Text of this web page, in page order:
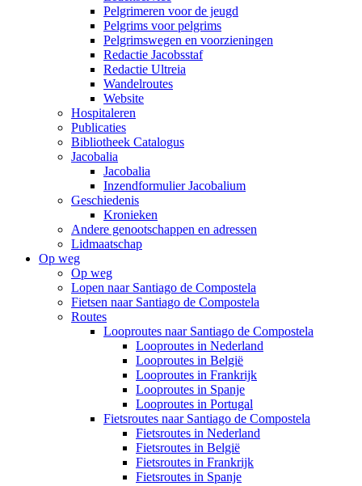
Pelgrimeren voor de jeugd
Pelgrims voor pelgrims
Pelgrimswegen en voorzieningen
Redactie Jacobsstaf
Redactie Ultreia
Wandelroutes
Website
Hospitaleren
Publicaties
Bibliotheek Catalogus
Jacobalia
Jacobalia
Inzendformulier Jacobalium
Geschiedenis
Kronieken
Andere genootschappen en adressen
Lidmaatschap
Op weg
Op weg
Lopen naar Santiago de Compostela
Fietsen naar Santiago de Compostela
Routes
Looproutes naar Santiago de Compostela
Looproutes in Nederland
Looproutes in België
Looproutes in Frankrijk
Looproutes in Spanje
Looproutes in Portugal
Fietsroutes naar Santiago de Compostela
Fietsroutes in Nederland
Fietsroutes in België
Fietsroutes in Frankrijk
Fietsroutes in Spanje